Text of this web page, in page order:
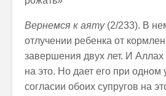
Вернемся к аяту (2/233). В
отлучении ребенка от
завершения двух лет. И
на это. Но дает его при одном
согласии обоих супругов на